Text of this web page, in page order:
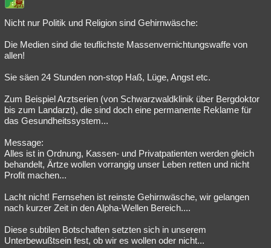
Nicht nur Politik und Religion sind Gehirnwäsche:
Die Medien sind die teuflichste Massenvernichtungswaffe von
allen!
Sie säen 24 Stunden non-stop Haß, Lüge, Angst etc.
Zum Beispiel Arztserien (von Schwarzwaldklinik über Bergdoktor
bis zum Landarzt), die sind doch eine permanente Reklame für
das Gesundheitssystem...
Message:
Alles ist in Ordnung, Kassen- und Privatpatienten werden gleich
behandelt, Ärtze wollen vorrangig unser Leben retten und nicht
Profit machen...
Lacht nicht! Fernsehen ist reinste Gehirnwäsche, wir gelangen
nach kurzer Zeit in den Alpha-Wellen Bereich....
Diese subtilen Botschaften setzten sich in unserem
Unterbewußtsein fest, ob wir es wollen oder nicht...